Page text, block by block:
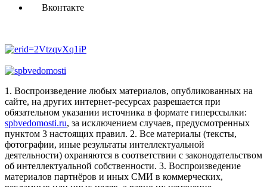
Вконтакте
1. Воспроизведение любых материалов, опубликованных на
сайте, на других интернет-ресурсах разрешается при
обязательном указании источника в формате гиперссылки:
spbvedomosti.ru, за исключением случаев, предусмотренных
пунктом 3 настоящих правил. 2. Все материалы (тексты,
фотографии, иные результаты интеллектуальной
деятельности) охраняются в соответствии с законодательством
об интеллектуальной собственности. 3. Воспроизведение
материалов партнёров и иных СМИ в коммерческих,